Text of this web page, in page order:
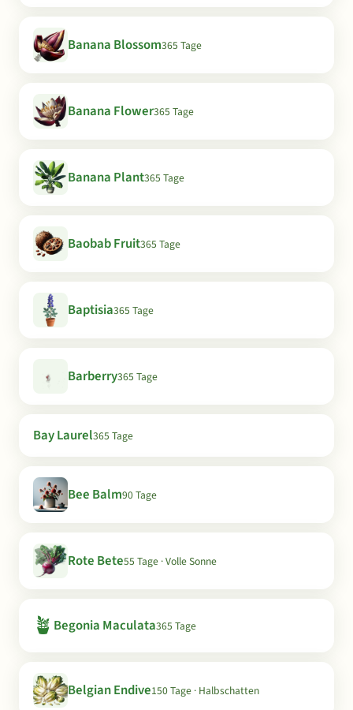
Banana Blossom365 Tage
Banana Flower365 Tage
Banana Plant365 Tage
Baobab Fruit365 Tage
Baptisia365 Tage
Barberry365 Tage
Bay Laurel365 Tage
Bee Balm90 Tage
Rote Bete55 Tage · Volle Sonne
🪴 Begonia Maculata365 Tage
Belgian Endive150 Tage · Halbschatten